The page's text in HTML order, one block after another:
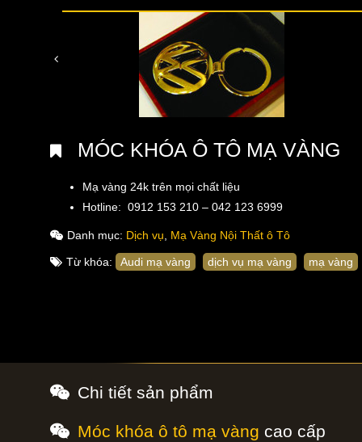
MÓC KHÓA Ô TÔ MẠ VÀNG
Mạ vàng 24k trên mọi chất liệu
Hotline: 0912 153 210 – 042 123 6999
Danh mục: Dịch vụ Mạ Vàng Nội Thất ô Tô
Từ khóa: Audi mạ vàng dịch vụ mạ vàng mạ vàng
Chi tiết sản phẩm
Móc khóa ô tô mạ vàng cao cấp